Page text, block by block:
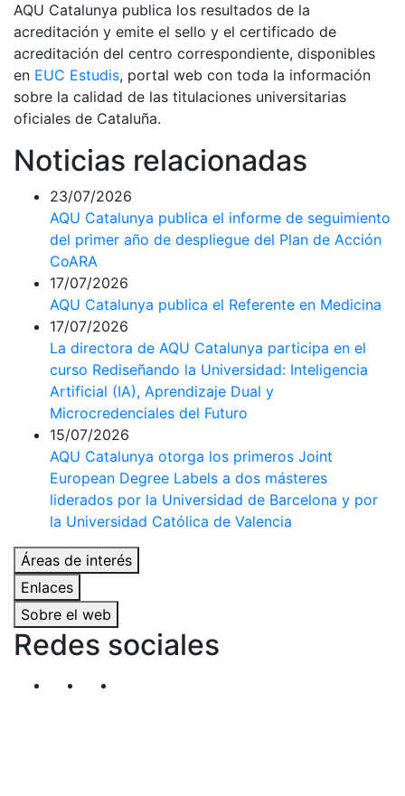
AQU Catalunya publica los resultados de la
acreditación y emite el sello y el certificado de
acreditación del centro correspondiente, disponibles
en EUC Estudis, portal web con toda la información
sobre la calidad de las titulaciones universitarias
oficiales de Cataluña.
Noticias relacionadas
23/07/2026
AQU Catalunya publica el informe de seguimiento
del primer año de despliegue del Plan de Acción
CoARA
17/07/2026
AQU Catalunya publica el Referente en Medicina
17/07/2026
La directora de AQU Catalunya participa en el
curso Rediseñando la Universidad: Inteligencia
Artificial (IA), Aprendizaje Dual y
Microcredenciales del Futuro
15/07/2026
AQU Catalunya otorga los primeros Joint
European Degree Labels a dos másteres
liderados por la Universidad de Barcelona y por
la Universidad Católica de Valencia
Áreas de interés
Enlaces
Sobre el web
Redes sociales
Segueix-nos al nostre canal de Twitter